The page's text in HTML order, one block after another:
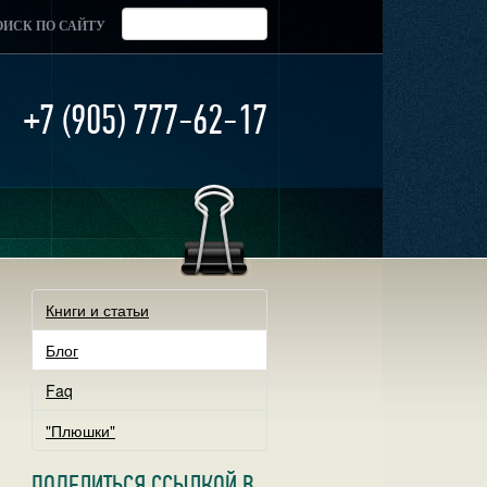
ПО САЙТУ
+7 (905) 777-62-17
Книги и статьи
Блог
Faq
"Плюшки"